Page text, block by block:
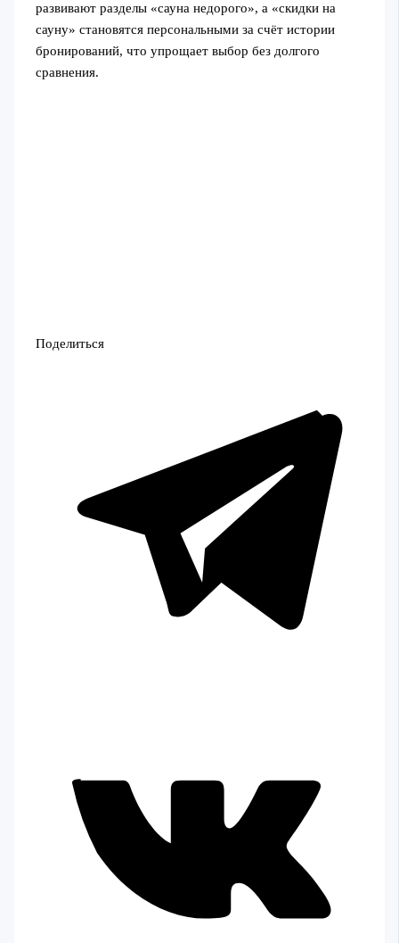
развивают разделы «сауна недорого», а «скидки на
сауну» становятся персональными за счёт истории
бронирований, что упрощает выбор без долгого
сравнения.
Поделиться